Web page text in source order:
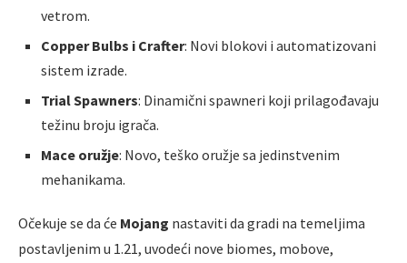
vetrom.
Copper Bulbs i Crafter: Novi blokovi i automatizovani
sistem izrade.
Trial Spawners: Dinamični spawneri koji prilagođavaju
težinu broju igrača.
Mace oružje: Novo, teško oružje sa jedinstvenim
mehanikama.
Očekuje se da će Mojang nastaviti da gradi na temeljima
postavljenim u 1.21, uvodeći nove biomes, mobove,